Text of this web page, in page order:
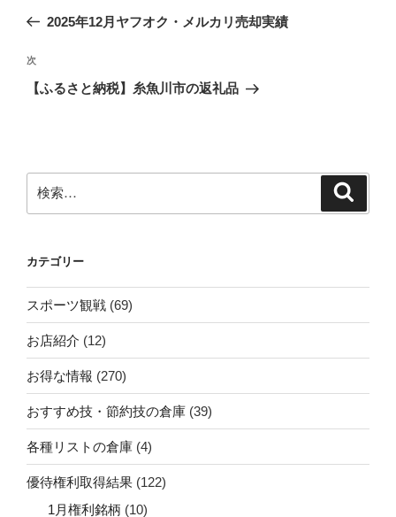
ナ
ビ
ゲ
ン
の
稿
2025年12月ヤフオク・メルカリ売却実績
次
の
次
【ふるさと納税】糸魚川市の返礼品
索:
カテゴリー
スポーツ観戦 (69)
お店紹介 (12)
お得な情報 (270)
おすすめ技・節約技の倉庫 (39)
各種リストの倉庫 (4)
優待権利取得結果 (122)
1月権利銘柄 (10)